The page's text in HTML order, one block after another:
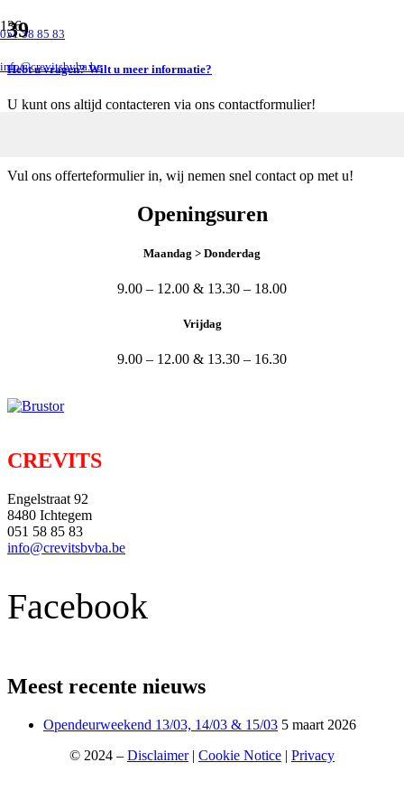
051 58 85 83
info@crevitsbvba.be
39
Hebt u vragen? Wilt u meer informatie?
U kunt ons altijd contacteren via ons contactformulier!
Vul ons offerteformulier in, wij nemen snel contact op met u!
Openingsuren
Maandag > Donderdag
9.00 – 12.00 & 13.30 – 18.00
Vrijdag
9.00 – 12.00 & 13.30 – 16.30
CREVITS
Engelstraat 92
8480 Ichtegem
051 58 85 83
info@crevitsbvba.be
Facebook
Meest recente nieuws
Opendeurweekend 13/03, 14/03 & 15/03 5 maart 2026
© 2024 – Disclaimer| Cookie Notice | Privacy